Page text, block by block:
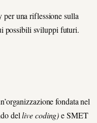
per una riflessione sulla
possibili sviluppi futuri.
fondata nel
dellive coding)e SMET